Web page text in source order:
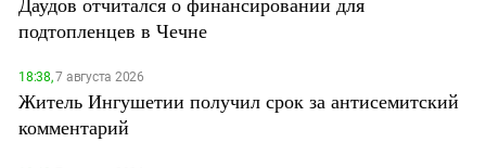
подтопленцев в Чечне
18:38,7 августа 2026
Житель Ингушетии получил срок за антисемитский
комментарий